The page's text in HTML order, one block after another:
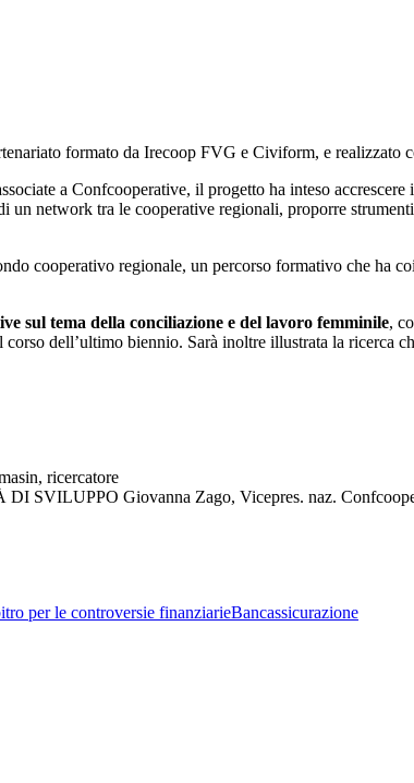
formato da Irecoop FVG e Civiform, e realizzato
a Confcooperative, il progetto ha inteso
network tra le cooperative regionali, proporre
cooperativo regionale, un percorso formativo che ha
sul tema della conciliazione e del lavoro femminile,
dell’ultimo biennio. Sarà inoltre illustrata la ricerca
ricercatore
Giovanna Zago, Vicepres. naz.
per le controversie finanziarieBancassicurazione